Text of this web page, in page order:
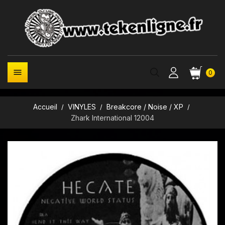
0

Accueil VINYLES
Breakcore / Noise / XP
Zhark International 12004